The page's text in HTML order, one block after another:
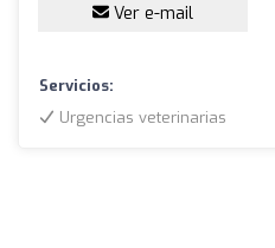
Ver e-mail
Servicios:
Urgencias veterinarias